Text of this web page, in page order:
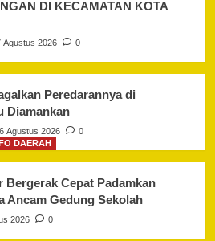
DI KECAMATAN KOTA
Agustus 2026
0
Peredarannya di
Diamankan
6 Agustus 2026
0
DAERAH
Bergerak Cepat Padamkan
Ancam Gedung Sekolah
2026
0